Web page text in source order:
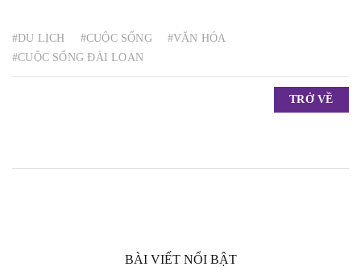
#DU LỊCH #CUỘC SỐNG
#VĂN HÓA
#CUỘC SỐNG ĐÀI LOAN
TRỞ VỀ
BÀI VIẾT NỔI BẬT